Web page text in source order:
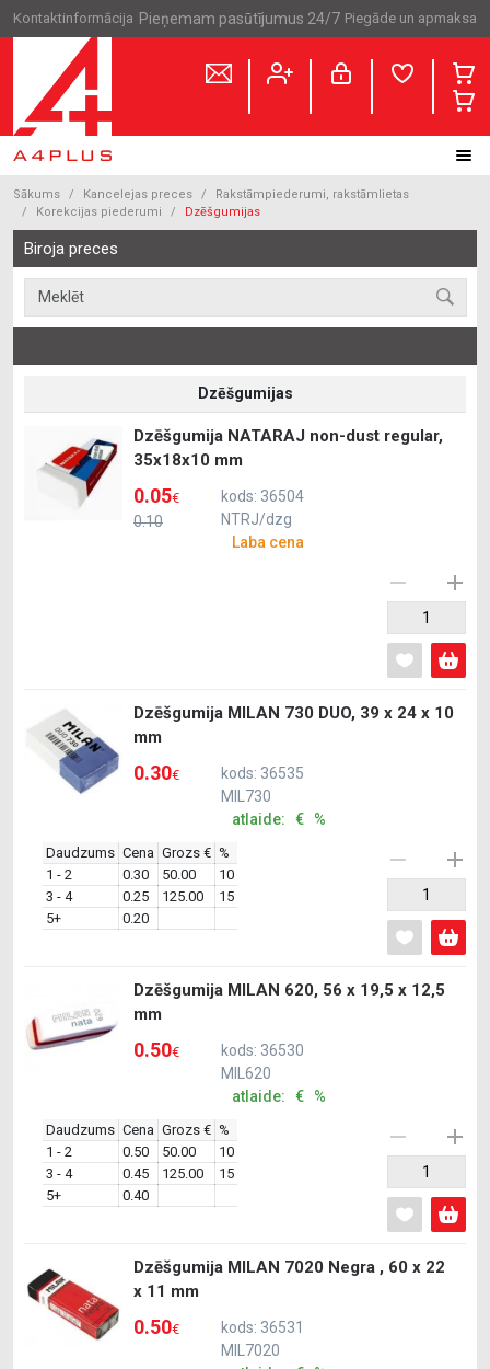
Kontaktinformācija Pieņemam pasūtījumus 24/7 Piegāde un apmaksa
Sākums Kancelejas preces
Rakstāmpiederumi, rakstāmlietas
Korekcijas piederumi
Dzēšgumijas
Biroja preces
Dzēšgumijas
Dzēšgumija NATARAJ non-dust regular,
35x18x10 mm
0.10
0.05€
kods: 36504
NTRJ/dzg
Laba cena
Dzēšgumija MILAN 730 DUO, 39 x 24 x 10
mm
0.30€
kods: 36535
MIL730
atlaide: € %
Daudzums Cena Grozs € %
1 - 2
0.30 50.00
10
3 - 4
0.25 125.00
15
5+
0.20
Dzēšgumija MILAN 620, 56 x 19,5 x 12,5
mm
0.50€
kods: 36530
MIL620
atlaide: € %
Daudzums Cena Grozs € %
1 - 2
0.50 50.00
10
3 - 4
0.45 125.00
15
5+
0.40
Dzēšgumija MILAN 7020 Negra , 60 x 22
x 11 mm
0.50€
kods: 36531
MIL7020